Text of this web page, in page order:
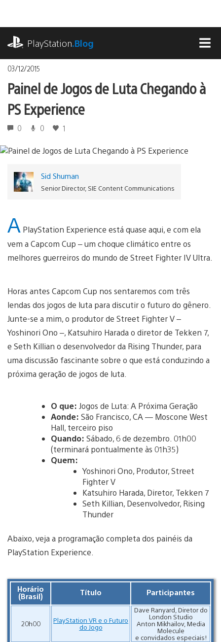
o
conteúdoPlayStation.Blog
03/12/2015
Painel de Jogos de Luta Chegando à
PS Experience
0 0 1
Sid Shuman
Senior Director, SIE Content Communications
A PlayStation Experience está quase aqui, e com ela
vem a Capcom Cup – um choque climático entre os
melhores guerreiros do mundo de Street Fighter IV Ultra.
Horas antes Capcom Cup nos sentaremos com três
lendas dos jogos de luta para discutir o futuro do gênero.
Junte-se a mim, o produtor de Street Fighter V –
Yoshinori Ono –, Katsuhiro Harada o diretor de Tekken 7,
e Seth Killian o desenvolvedor da Rising Thunder, para
uma discussão fascinante sobre o que está conduzindo a
próxima geração de jogos de luta.
O que: Jogos de Luta: A Próxima Geração
Aonde: São Francisco, CA — Moscone West
Hall, terceiro piso
Quando: Sábado, 6 de dezembro. 01h00
(terminará pontualmente às 01h35)
Quem:
Yoshinori Ono, Produtor, Street
Fighter V
Katsuhiro Harada, Diretor, Tekken 7
Seth Killian, Desenvolvedor, Rising
Thunder
Abaixo, veja a programação completa dos painéis da
PlayStation Experience.
Horário
(Brasil) Título Participantes
20h00
PlayStation VR e o Futuro
do Jogo
Dave Ranyard, Diretor do
London Studio
Anton Mikhailov, Media
Molecule
e convidados especiais!